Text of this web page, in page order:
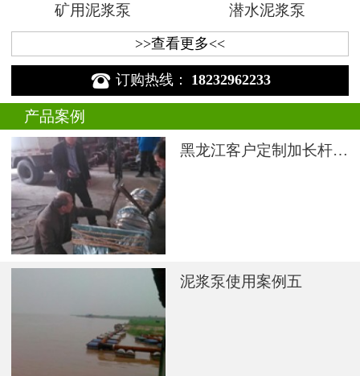
矿用泥浆泵 潜水泥浆泵
>>查看更多<<
 订购热线： 18232962233
产品案例
黑龙江客户定制加长杆液下渣浆泵
泥浆泵使用案例五